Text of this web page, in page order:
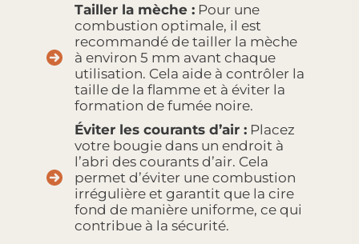
Tailler la mèche : Pour une
combustion optimale, il est
recommandé de tailler la mèche
à environ 5 mm avant chaque
utilisation. Cela aide à contrôler la
taille de la flamme et à éviter la
formation de fumée noire.
Éviter les courants d’air : Placez
votre bougie dans un endroit à
l’abri des courants d’air. Cela
permet d’éviter une combustion
irrégulière et garantit que la cire
fond de manière uniforme, ce qui
contribue à la sécurité.